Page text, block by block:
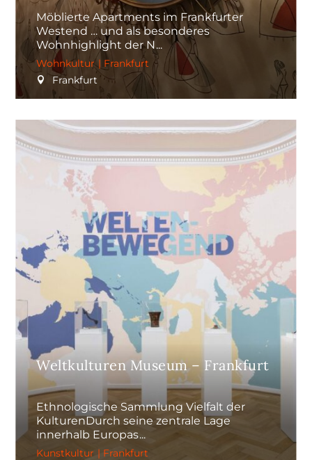
Möblierte Apartments im Frankfurter
Westend … und als besonderes
Wohnhighlight der N
Wohnkultur | Frankfurt
Frankfurt
Weltkulturen Museum – Frankfurt
Ethnologische Sammlung Vielfalt der
KulturenDurch seine zentrale Lage
innerhalb Europas
Kunstkultur | Frankfurt